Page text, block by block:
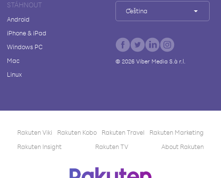
STÁHNOUT
Android
iPhone & iPad
Windows PC
Mac
Linux
Čeština
© 2026Viber Media S.à r.l.
Rakuten Viki Rakuten Kobo Rakuten Travel
Rakuten Marketing
Rakuten Insight
Rakuten TV About Rakuten